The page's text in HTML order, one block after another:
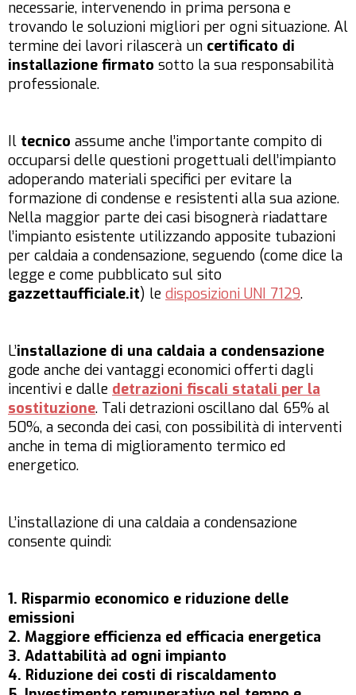
necessarie, intervenendo in prima persona e
trovando le soluzioni migliori per ogni situazione. Al
termine dei lavori rilascerà un certificato di
installazione firmato sotto la sua responsabilità
professionale.
Il tecnico assume anche l’importante compito di
occuparsi delle questioni progettuali dell’impianto
adoperando materiali specifici per evitare la
formazione di condense e resistenti alla sua azione.
Nella maggior parte dei casi bisognerà riadattare
l’impianto esistente utilizzando apposite tubazioni
per caldaia a condensazione, seguendo (come dice la
legge e come pubblicato sul sito
gazzettaufficiale.it) le disposizioni UNI 7129.
L’installazione di una caldaia a condensazione
gode anche dei vantaggi economici offerti dagli
incentivi e dalle detrazioni fiscali statali per la
sostituzione. Tali detrazioni oscillano dal 65% al
50%, a seconda dei casi, con possibilità di interventi
anche in tema di miglioramento termico ed
energetico.
L’installazione di una caldaia a condensazione
consente quindi:
1. Risparmio economico e riduzione delle
emissioni
2. Maggiore efficienza ed efficacia energetica
3. Adattabilità ad ogni impianto
4. Riduzione dei costi di riscaldamento